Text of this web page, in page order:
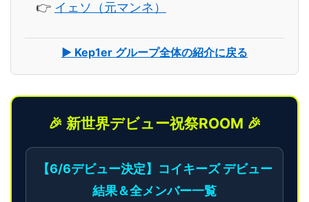
👉 イェソ（元マンネ）
▶ Kep1er グループ全体の紹介に戻る
🎉 新世界デビュー祝祭ROOM 🎉
【6/6デビュー決定】コイキーズ デビュー
結果＆全メンバー一覧